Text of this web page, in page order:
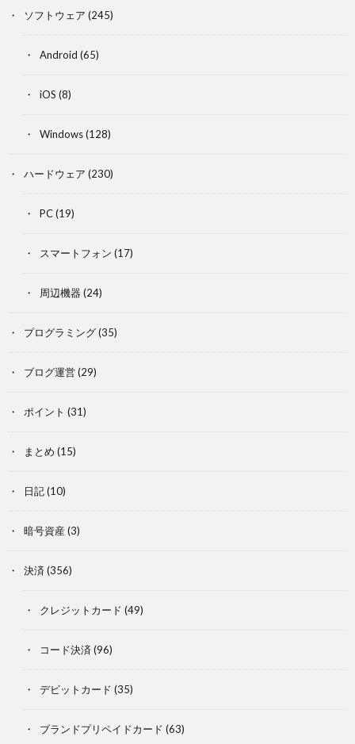
ソフトウェア (245)
Android (65)
iOS (8)
Windows(128)
ハードウェア (230)
PC(19)
スマートフォン (17)
周辺機器 (24)
プログラミング(35)
ブログ運営(29)
ポイント (31)
まとめ (15)
日記(10)
暗号資産 (3)
決済 (356)
クレジットカード (49)
コード決済 (96)
デビットカード (35)
ブランドプリペイドカード (63)